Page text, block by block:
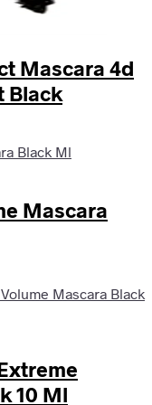
Mascara 4d
Black
Mascara
10 Ml